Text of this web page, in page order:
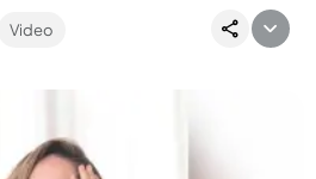
lo ocurrido en el camerino....
Video